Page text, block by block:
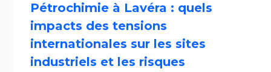
Pétrochimie à Lavéra : quels
impacts des tensions
internationales sur les sites
industriels et les risques